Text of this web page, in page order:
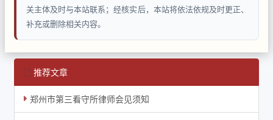
关主体及时与本站联系；经核实后，本站将依法依规及时更正、
补充或删除相关内容。
推荐文章
郑州市第三看守所律师会见须知